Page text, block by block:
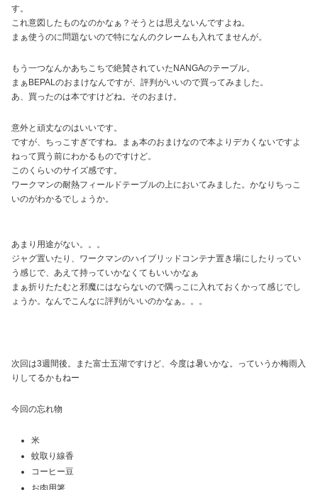
す。
これ意図したものなのかなぁ？そうとは思えないんですよね。
まぁ使うのに問題ないので特になんのクレームも入れてませんが。
もう一つなんかあちこちで絶賛されていたNANGAのテーブル。
まぁBEPALのおまけなんですが、評判がいいので買ってみました。
あ、買ったのは本ですけどね。そのおまけ。
意外と頑丈なのはいいです。
ですが、ちっこすぎですね。まぁ本のおまけなので本よりデカくないですよ
ねって買う前にわかるものですけど。
このくらいのサイズ感です。
ワークマンの耐熱フィールドテーブルの上においてみました。かなりちっこ
いのがわかるでしょうか。
あまり用途がない。。。
ジャグ置いたり、ワークマンのハイブリッドコンテナ置き場にしたりってい
う感じで、あえて持っていかなくてもいいかなぁ
まぁ折りたたむと邪魔にはならないので隅っこに入れておくかって感じでし
ょうか。なんでこんなに評判がいいのかなぁ。。。
次回は3週間後。また富士五湖ですけど、今度は暑いかな。っていうか梅雨入
りしてるかもねー
今回の忘れ物
米
蚊取り線香
コーヒー豆
お肉用箸